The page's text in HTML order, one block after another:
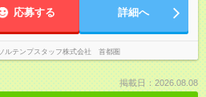
応募する 詳細へ
ルテンプスタッフ株式会社 首都圏
掲載日：2026.08.08